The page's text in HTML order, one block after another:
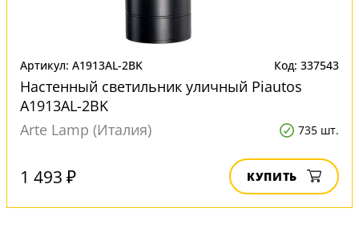
Артикул: A1913AL-2BK Код: 337543
Настенный светильник уличный Piautos
A1913AL-2BK
Arte Lamp (Италия)
735 шт.
1 493 ₽ КУПИТЬ